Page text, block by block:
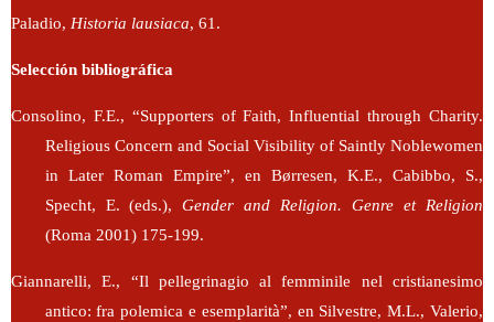
Paladio, Historia lausiaca, 61.
Selección bibliográfica
Consolino, F.E., “Supporters of Faith, Influential through Charity.
Religious Concern and Social Visibility of Saintly Noblewomen
in Later Roman Empire”, en Børresen, K.E., Cabibbo, S.,
Specht, E. (eds.),Gender and Religion.Genre et Religion
(Roma 2001) 175-199.
Giannarelli, E., “Il pellegrinagio al femminile nel cristianesimo
antico: fra polemica e esemplarità”, en Silvestre, M.L., Valerio,